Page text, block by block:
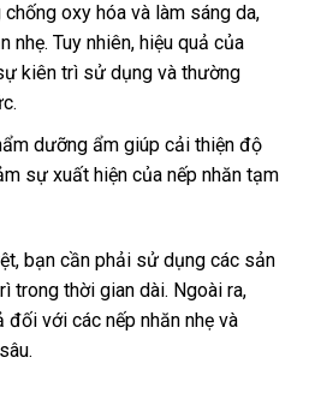
oxy hóa và làm sáng da,
nhẹ. Tuy nhiên, hiệu quả của
kiên trì sử dụng và thường
dưỡng ẩm giúp cải thiện độ
sự xuất hiện của nếp nhăn tạm
bạn cần phải sử dụng các sản
trong thời gian dài. Ngoài ra,
đối với các nếp nhăn nhẹ và